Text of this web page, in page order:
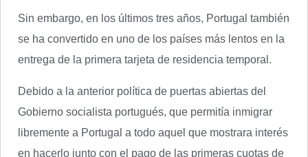
Sin embargo, en los últimos tres años, Portugal también
se ha convertido en uno de los países más lentos en la
entrega de la primera tarjeta de residencia temporal.
Debido a la anterior política de puertas abiertas del
Gobierno socialista portugués, que permitía inmigrar
libremente a Portugal a todo aquel que mostrara interés
en hacerlo junto con el pago de las primeras cuotas de